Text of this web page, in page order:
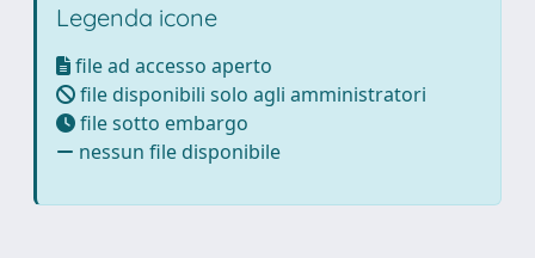
Legenda icone
file ad accesso aperto
file disponibili solo agli amministratori
file sotto embargo
nessun file disponibile